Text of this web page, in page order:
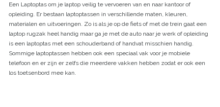
e
.
n
l
Een Laptoptas om je laptop veilig te vervoeren van en naar kantoor of
opleiding. Er bestaan laptoptassen in verschillende maten, kleuren,
materialen en uitvoeringen. Zo is als je op de fiets of met de trein gaat een
laptop rugzak heel handig maar ga je met de auto naar je werk of opleiding
is een laptoptas met een schouderband of handvat misschien handig.
Sommige laptoptassen hebben ook een speciaal vak voor je mobiele
telefoon en er zijn er zelfs die meerdere vakken hebben zodat er ook een
los toetsenbord mee kan.